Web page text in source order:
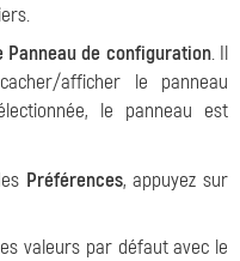
Panneau de configuration. Il
afficher le panneau
le panneau est
Préférences, appuyez sur
valeurs par défaut avec le